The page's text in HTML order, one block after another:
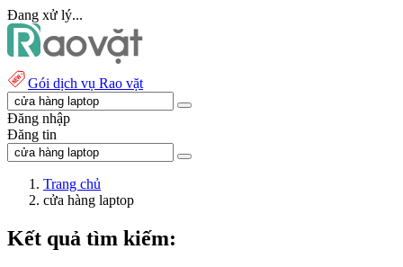
Đang xử lý...
Gói dịch vụ Rao vặt
Đăng nhập
Đăng tin
Trang chủ
cửa hàng laptop
Kết quả tìm kiếm: